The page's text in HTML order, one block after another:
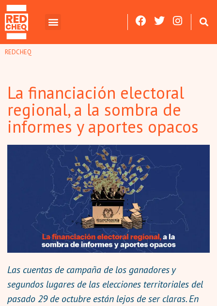
REDCHEQ
La financiación electoral
regional, a la sombra de
informes y aportes opacos
Las cuentas de campaña de los ganadores y
segundos lugares de las elecciones territoriales del
pasado 29 de octubre están lejos de ser claras. En